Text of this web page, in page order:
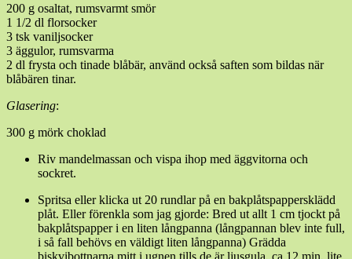
200 g osaltat, rumsvarmt smör
1 1/2 dl florsocker
3 tsk vaniljsocker
3 äggulor, rumsvarma
2 dl frysta och tinade blåbär, använd också saften som bildas när
blåbären tinar.
Glasering:
300 g mörk choklad
Riv mandelmassan och vispa ihop med äggvitorna och
sockret.
Spritsa eller klicka ut 20 rundlar på en bakplåtspappersklädd
plåt. Eller förenkla som jag gjorde: Bred ut allt 1 cm tjockt på
bakplåtspapper i en liten långpanna (långpannan blev inte full,
i så fall behövs en väldigt liten långpanna) Grädda
biskvibottnarna mitt i ugnen tills de är ljusgula, ca 12 min, lite